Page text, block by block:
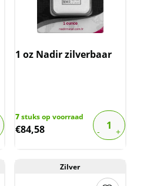
1 oz Nadir zilverbaar
7stuks op voorraad
€84,58
Zilver